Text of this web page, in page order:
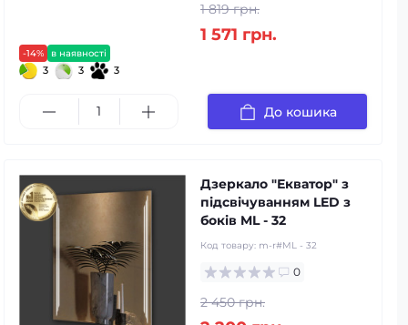
-14% в наявності
3 3 3
1 819 грн.
1 571 грн.
До кошика
Дзеркало "Екватор" з
підсвічуванням LED з
боків ML - 32
Код товару: m-r#ML - 32
0
2 450 грн.